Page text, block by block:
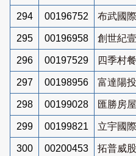
294 00196752 布武國
295 00196958 創世紀
296 00197529 四季村
297 00198956 富達陽
298 00199028 匯勝房
299 00199821 立宇國
300 00200453
拓普威